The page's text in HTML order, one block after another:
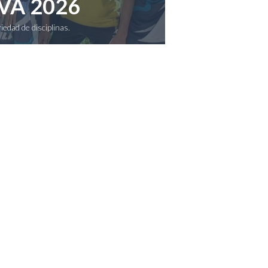
2026
de disciplinas.